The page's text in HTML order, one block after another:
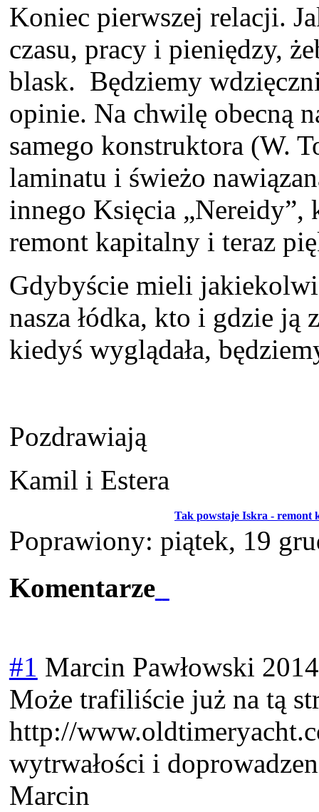
Koniec pierwszej relacji.
czasu, pracy i pieniędzy,
blask. Będziemy
opinie. Na chwilę obecną
samego konstruktora (W.
laminatu i świeżo
innego Księcia „Nereidy”,
remont kapitalny i teraz
Gdybyście mieli
nasza łódka, kto i gdzie ją
kiedyś wyglądała,
Pozdrawiają
Kamil i Estera
Tak powstaje Iskra - remont
Poprawiony: piątek, 19
Komentarze
#1 Marcin Pawłowski
Może trafiliście już na tą
http://
wytrwałości i
Marcin